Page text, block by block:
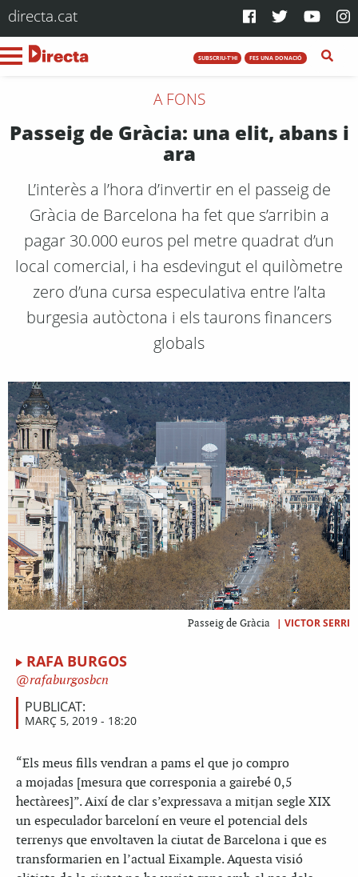
directa.cat
SUBSCRIU-T'HI FES UNA DONACIÓ
A FONS
Passeig de Gràcia: una elit, abans i
ara
L’interès a l’hora d’invertir en el passeig de
Gràcia de Barcelona ha fet que s’arribin a
pagar 30.000 euros pel metre quadrat d’un
local comercial, i ha esdevingut el quilòmetre
zero d’una cursa especulativa entre l’alta
burgesia autòctona i els taurons financers
globals
Passeig de Gràcia | VICTOR SERRI
RAFA BURGOS
rafaburgosbcn
PUBLICAT:
MARÇ 5, 2019 - 18:20
“Els meus fills vendran a pams el que jo compro
a mojadas [mesura que corresponia a gairebé 0,5
hectàrees]”. Així de clar s’expressava a mitjan segle XIX
un especulador barceloní en veure el potencial dels
terrenys que envoltaven la ciutat de Barcelona i que es
transformarien en l’actual Eixample. Aquesta visió